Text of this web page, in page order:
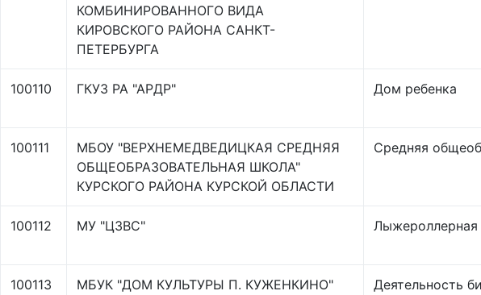
КОМБИНИРОВАННОГО ВИДА
КИРОВСКОГО РАЙОНА САНКТ-
ПЕТЕРБУРГА
100110 ГКУЗ РА "АРДР" Дом ребенка
100111
МБОУ "ВЕРХНЕМЕДВЕДИЦКАЯ СРЕДНЯЯ
ОБЩЕОБРАЗОВАТЕЛЬНАЯ ШКОЛА"
КУРСКОГО РАЙОНА КУРСКОЙ ОБЛАСТИ
Средняя
100112 МУ "ЦЗВС" Лыжероллерная
100113 МБУК "ДОМ КУЛЬТУРЫ П. КУЖЕНКИНО"
Деятельность